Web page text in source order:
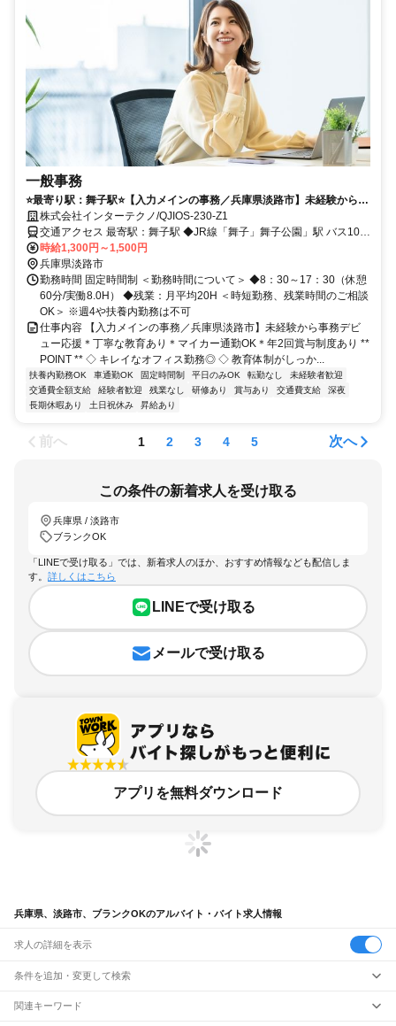
一般事務
⭐️最寄り駅：舞子駅⭐️【入力メインの事務／兵庫県淡路市】未経験から事
務デビュー応援＊丁寧な教育あり＊マイカー通勤OK＊年2回賞与制度あ
り
株式会社インターテクノ/QJIOS-230-Z1
交通アクセス 最寄駅：舞子駅 ◆JR線「舞子」舞子公園」駅 バス10分
◆マイカー通勤OK
時給1,300円～1,500円
兵庫県淡路市
勤務時間 固定時間制 ＜勤務時間について＞ ◆8：30～17：30（休憩
60分/実働8.0H） ◆残業：月平均20H ＜時短勤務、残業時間のご相談
OK＞ ※週4や扶養内勤務は不可
仕事内容 【入力メインの事務／兵庫県淡路市】未経験から事務デビ
ュー応援＊丁寧な教育あり＊マイカー通勤OK＊年2回賞与制度あり **
POINT ** ◇ キレイなオフィス勤務◎ ◇ 教育体制がしっか...
扶養内勤務OK 車通勤OK 固定時間制 平日のみOK 転勤なし
未経験者歓迎
交通費全額支給
経験者歓迎 残業なし 研修あり 賞与あり 交通費支給
深夜
長期休暇あり
土日祝休み 昇給あり
前へ 1 2 3 4 5 次へ
この条件の新着求人を受け取る
兵庫県 / 淡路市
ブランクOK
「LINEで受け取る」では、新着求人のほか、おすすめ情報なども配信しま
す。 詳しくはこちら
LINEで受け取る
メールで受け取る
アプリを無料ダウンロード
兵庫県、淡路市、ブランクOKのアルバイト・バイト求人情報
求人の詳細を表示
条件を追加・変更して検索
市区町村を追加・変更
関連キーワード